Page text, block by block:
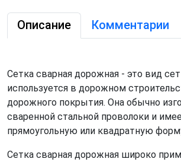
Описание Комментарии
Сетка сварная дорожная - это вид
используется в дорожном
дорожного покрытия. Она обычно
сваренной стальной проволоки и
прямоугольную или квадратную
Сетка сварная дорожная широко